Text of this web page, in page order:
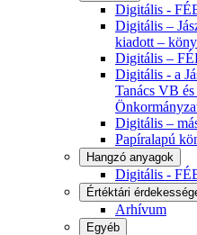
Digitális -
Digitális –
kiadott –
Digitális –
Digitális - a
Tanács VB
Digitális –
Papíralapú
Hangzó anyagok
Digitális -
Értéktári
Arhívum
Egyéb